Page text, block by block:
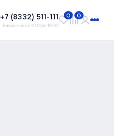
+7 (8332) 511-111
Ежедневно с 9:00 до 19:00
0 0